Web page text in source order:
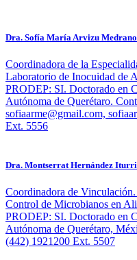
Dra. Sofía María Arvizu Medrano
Coordinadora de la
Laboratorio de Inocuidad de
PRODEP: SI. Doctorado en
Autónoma de Querétaro.
sofiaarme@gmail.com,
Ext. 5556
Dra. Montserrat Hernández
Coordinadora de
Control de Microbianos en
PRODEP: SI. Doctorado en
Autónoma de Querétaro,
(442) 1921200 Ext. 5507